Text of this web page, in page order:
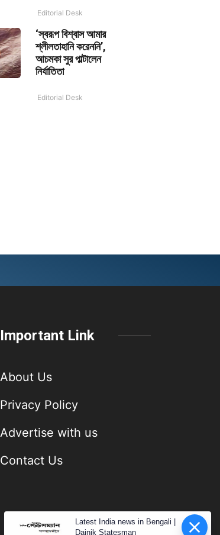
Editorial Desk
‘স্বরূপ বিশ্বাস আমার
শ্লীলতাহানি করেননি’,
আচমকা সুর পাল্টালেন
নির্যাতিতা
Editorial Desk
Important Link
About Us
Privacy Policy
Advertise with us
Contact Us
Latest India news in Bengali |
Dainik Statesman